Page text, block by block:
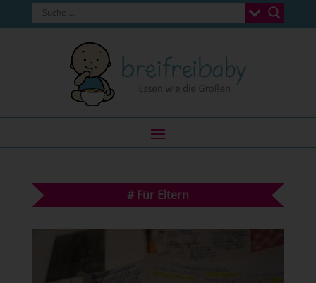
# Für Eltern